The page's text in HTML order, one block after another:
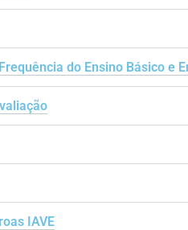
do Ensino Básico e
IAVE